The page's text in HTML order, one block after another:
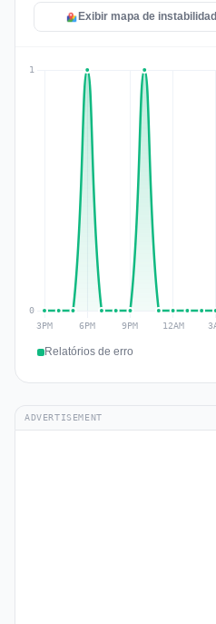
Exibir mapa de
Relatórios de erro
ADVERTISEMENT